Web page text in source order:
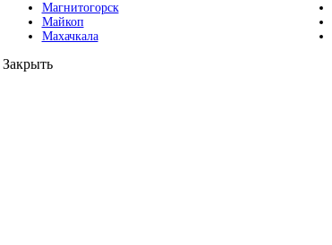
Магнитогорск
Майкоп
Махачкала
Закрыть